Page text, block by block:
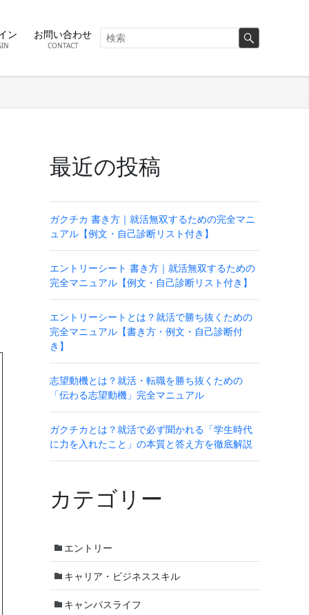
ン お問い合わせ
CONTACT
最近の投稿
ガクチカ 書き方｜就活無双するための完全マニ
ュアル【例文・自己診断リスト付き】
エントリーシート 書き方｜就活無双するための
完全マニュアル【例文・自己診断リスト付き】
エントリーシートとは？就活で勝ち抜くための
完全マニュアル【書き方・例文・自己診断付
き】
志望動機とは？就活・転職を勝ち抜くための
「伝わる志望動機」完全マニュアル
ガクチカとは？就活で必ず聞かれる「学生時代
に力を入れたこと」の本質と答え方を徹底解説
カテゴリー
エントリー
キャリア・ビジネススキル
キャンパスライフ